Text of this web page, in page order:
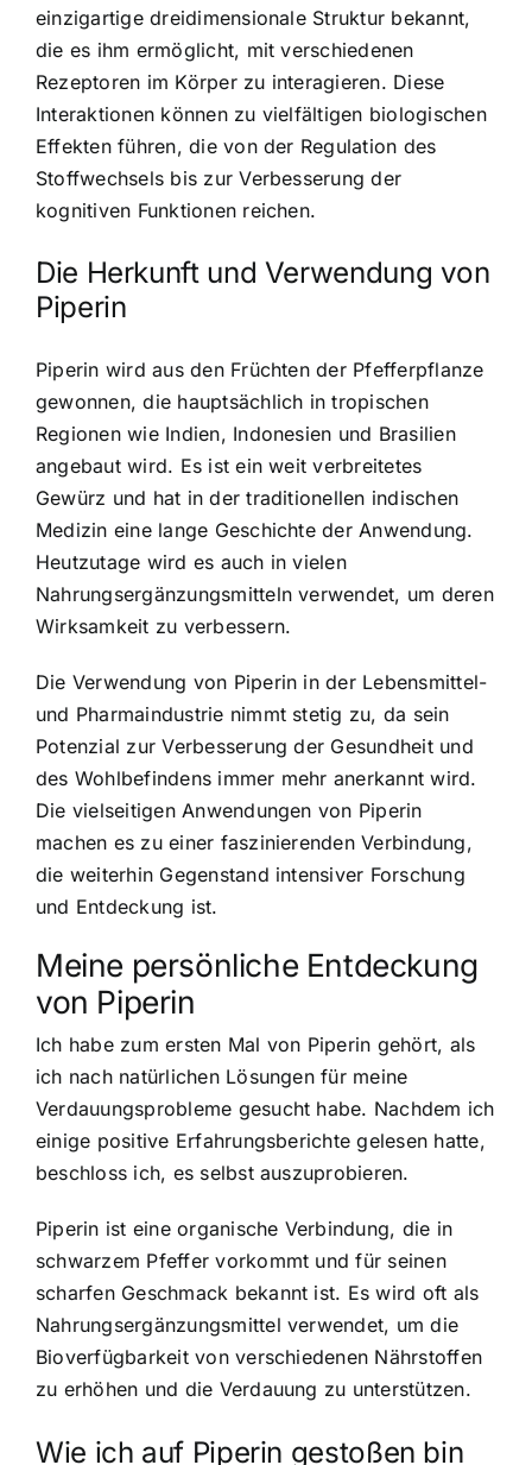
einzigartige dreidimensionale Struktur bekannt,
die es ihm ermöglicht, mit verschiedenen
Rezeptoren im Körper zu interagieren. Diese
Interaktionen können zu vielfältigen biologischen
Effekten führen, die von der Regulation des
Stoffwechsels bis zurVerbesserung der
kognitiven Funktionen reichen.
Die Herkunft und Verwendung von
Piperin
Piperin wird aus den Früchten der Pfefferpflanze
gewonnen, die hauptsächlich in tropischen
Regionen wie Indien, Indonesien und Brasilien
angebaut wird. Es ist ein weit verbreitetes
Gewürz und hat in der traditionellen indischen
Medizin eine lange Geschichte der Anwendung.
Heutzutage wird es auch in vielen
Nahrungsergänzungsmitteln verwendet, um deren
Wirksamkeit zu verbessern.
Die Verwendung von Piperin in der Lebensmittel-
und Pharmaindustrie nimmt stetig zu, da sein
Potenzial zurVerbesserung der Gesundheit und
des Wohlbefindens immer mehr anerkannt wird.
Die vielseitigen Anwendungen von Piperin
machen es zu einer faszinierenden Verbindung,
die weiterhin Gegenstand intensiver Forschung
und Entdeckung ist.
Meine persönliche Entdeckung
von Piperin
Ich habe zum ersten Mal von Piperin gehört, als
ich nach natürlichen Lösungen für meine
Verdauungsprobleme gesucht habe. Nachdem ich
einige positive Erfahrungsberichte gelesen hatte,
beschloss ich, es selbst auszuprobieren.
Piperin ist eine organische Verbindung, die in
schwarzem Pfeffer vorkommt und für seinen
scharfen Geschmack bekannt ist. Es wird oft als
Nahrungsergänzungsmittel verwendet, um die
Bioverfügbarkeit von verschiedenen Nährstoffen
zu erhöhen und die Verdauung zu unterstützen.
Wie ich auf Piperin gestoßen bin